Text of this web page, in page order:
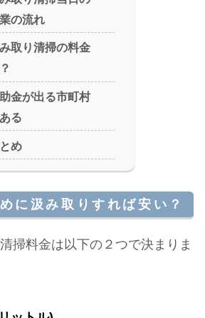
の流れ
取り清掃の料金
金が出る市町村
る
め
に汲み取りすれば安い？
掃料金は以下の２つで決まりま